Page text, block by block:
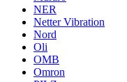
NER
Netter Vibration
Nord
Oli
OMB
Omron